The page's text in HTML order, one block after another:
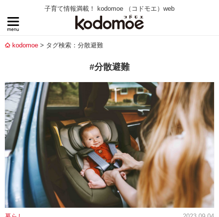
子育て情報満載！ kodomoe （コドモエ）web
kodomoe タグ検索：分散避難
#分散避難